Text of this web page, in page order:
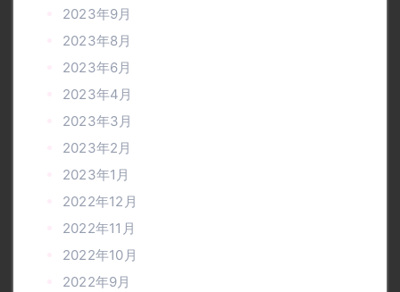
2023年9月
2023年8月
2023年6月
2023年4月
2023年3月
2023年2月
2023年1月
2022年12月
2022年11月
2022年10月
2022年9月